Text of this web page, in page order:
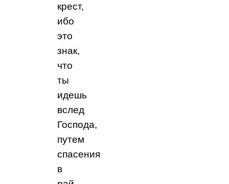
крест,
ибо
это
знак,
что
ты
идешь
вслед
Господа,
путем
спасения
в